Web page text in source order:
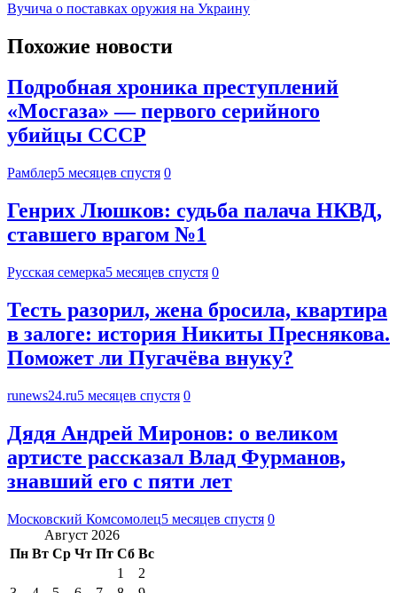
Вучича о поставках оружия на Украину
Похожие новости
Подробная хроника преступлений
«Мосгаза» — первого серийного
убийцы СССР
Рамблер5 месяцев спустя 0
Генрих Люшков: судьба палача НКВД,
ставшего врагом №1
Русская семерка5 месяцев спустя 0
Тесть разорил, жена бросила, квартира
в залоге: история Никиты Преснякова.
Поможет ли Пугачёва внуку?
runews24.ru5 месяцев спустя 0
Дядя Андрей Миронов: о великом
артисте рассказал Влад Фурманов,
знавший его с пяти лет
Московский Комсомолец5 месяцев спустя 0
Август 2026
Пн Вт Ср Чт Пт Сб Вс
1
2